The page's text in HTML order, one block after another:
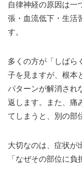
自律神経の原因は一
張・血流低下・生活
す。
多くの方が「しばら
子を見ますが、根本
パターンが解消され
返します。また、痛
てしまうと、別の部
大切なのは、症状が
「なぜその部位に